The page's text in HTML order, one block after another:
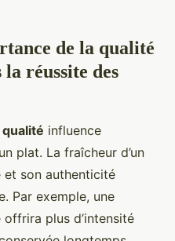
de la qualité
réussite des
influence
plat. La fraîcheur d’un
et son authenticité
Par exemple, une
plus d’intensité